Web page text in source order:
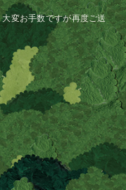
変お手数ですが再度ご送